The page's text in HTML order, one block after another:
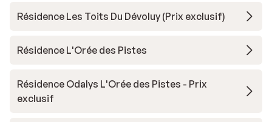
Résidence Les Toits Du Dévoluy (Prix exclusif)
Résidence L'Orée des Pistes
Résidence Odalys L'Orée des Pistes - Prix
exclusif